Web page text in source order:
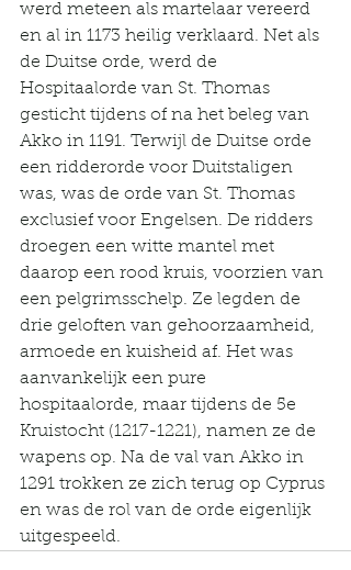
werd meteen als martelaar vereerd
en al in 1173 heilig verklaard. Net als
de Duitse orde, werd de
Hospitaalorde van St. Thomas
gesticht tijdens of na het beleg van
Akko in 1191. Terwijl de Duitse orde
een ridderorde voor Duitstaligen
was, was de orde van St. Thomas
exclusief voor Engelsen. De ridders
droegen een witte mantel met
daarop een rood kruis, voorzien van
een pelgrimsschelp. Ze legden de
drie geloften van gehoorzaamheid,
armoede en kuisheid af. Het was
aanvankelijk een pure
hospitaalorde, maar tijdens de 5e
Kruistocht (1217-1221), namen ze de
wapens op. Na de val van Akko in
1291 trokken ze zich terug op Cyprus
en was de rol van de orde eigenlijk
uitgespeeld.